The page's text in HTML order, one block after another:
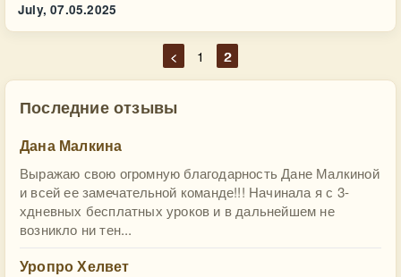
July, 07.05.2025
< 1 2
Последние отзывы
Дана Малкина
Выражаю свою огромную благодарность Дане Малкиной
и всей ее замечательной команде!!! Начинала я с 3-
хдневных бесплатных уроков и в дальнейшем не
возникло ни тен...
Уропро Хелвет